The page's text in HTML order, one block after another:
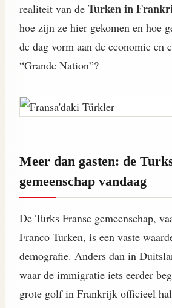
realiteit van de Turken in
hoe zijn ze hier gekomen en hoe
de dag vorm aan de economie en
“Grande Nation”?
Meer dan gasten: de
gemeenschap vandaag
De Turks Franse gemeenschap,
Franco Turken, is een vaste
demografie. Anders dan in
waar de immigratie iets eerder
grote golf in Frankrijk officieel